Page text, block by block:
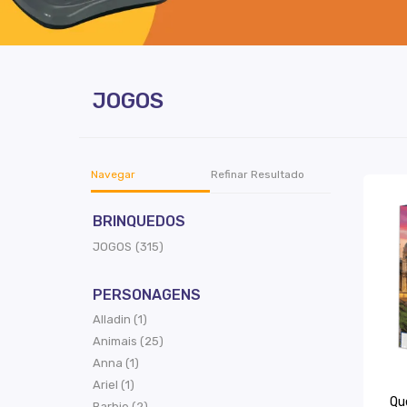
JOGOS
Navegar Refinar Resultado
BRINQUEDOS
JOGOS (315)
PERSONAGENS
Alladin (1)
Animais (25)
Anna (1)
Ariel (1)